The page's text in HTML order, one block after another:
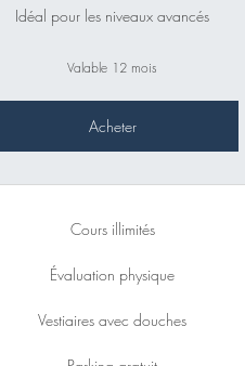
Idéal pour les niveaux avancés
Valable 12 mois
Acheter
Cours illimités
Évaluation physique
Vestiaires avec douches